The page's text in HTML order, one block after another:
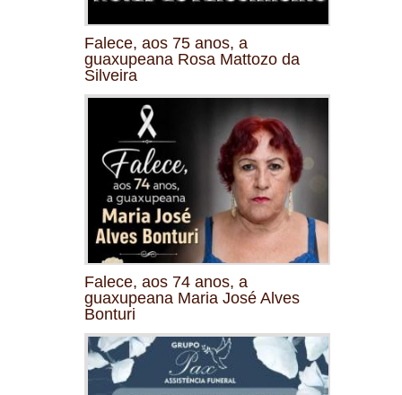
Falece, aos 75 anos, a
guaxupeana Rosa Mattozo da
Silveira
Falece, aos 74 anos, a
guaxupeana Maria José Alves
Bonturi